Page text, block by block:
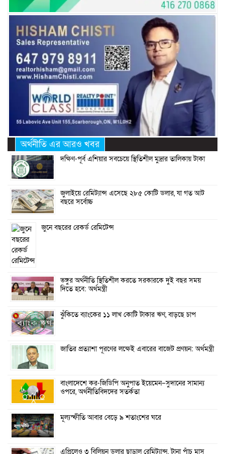
অর্থনীতি এর আরও খবর
দক্ষিণ-পূর্ব এশিয়ার সবচেয়ে স্থিতিশীল মুদ্রার তালিকায় টাকা
জুলাইয়ে রেমিট্যান্স এসেছে ২৮৫ কোটি ডলার, যা গত আট
বছরে সর্বোচ্চ
জুনে বছরের রেকর্ড রেমিটেন্স
ভঙ্গুর অর্থনীতি স্থিতিশীল করতে সরকারকে দুই বছর সময়
দিতে হবে: অর্থমন্ত্রী
ঝুঁকিতে ব্যাংকের ১১ লাখ কোটি টাকার ঋণ, বাড়ছে চাপ
জাতির প্রত্যাশা পূরণের লক্ষেই এবারের বাজেট প্রণয়ন: অর্থমন্ত্রী
বাংলাদেশে কর-জিডিপি অনুপাত ইয়েমেন–সুদানের সামান্য
ওপরে, অর্থনীতিবিদদের সতর্কতা
মূল্যস্ফীতি আবার বেড়ে ৯ শতাংশের ঘরে
এপ্রিলেও ৩ বিলিয়ন ডলার ছাড়াল রেমিট্যান্স, টানা পাঁচ মাস